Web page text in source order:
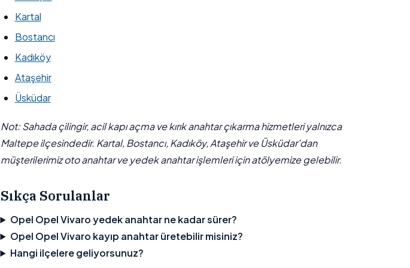
Kartal
Bostancı
Kadıköy
Ataşehir
Üsküdar
Not: Sahada çilingir, acil kapı açma ve kırık anahtar çıkarma hizmetleri yalnızca
Maltepe ilçesindedir. Kartal, Bostancı, Kadıköy, Ataşehir ve Üsküdar'dan
müşterilerimiz oto anahtar ve yedek anahtar işlemleri için atölyemize gelebilir.
Sıkça Sorulanlar
Opel Opel Vivaro yedek anahtar ne kadar sürer?
Opel Opel Vivaro kayıp anahtar üretebilir misiniz?
Hangi ilçelere geliyorsunuz?